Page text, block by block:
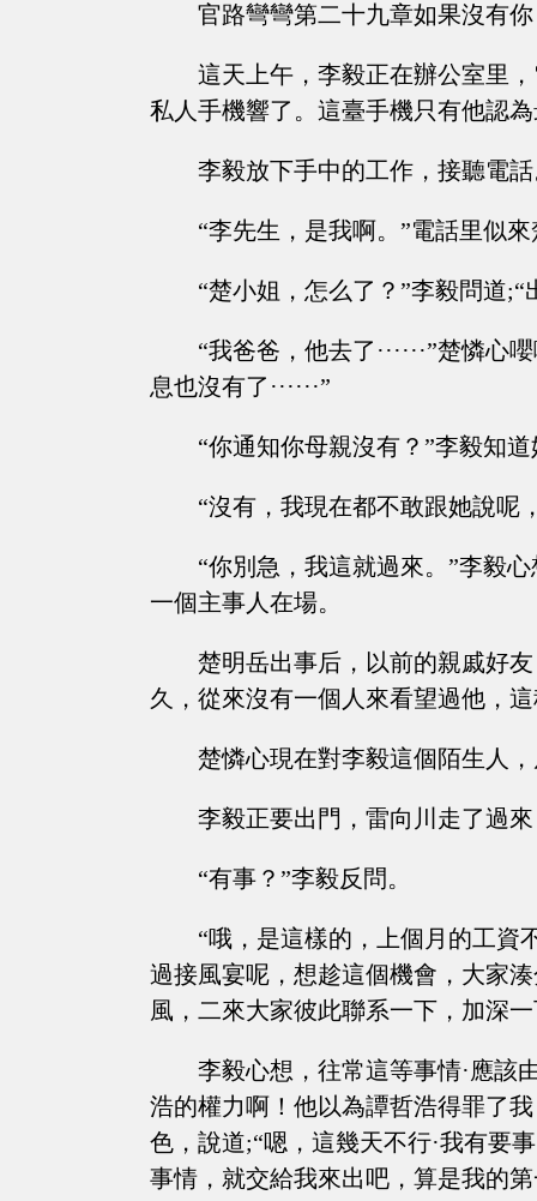
官路彎彎第二十九章如果沒有你
這天上午，李毅正在辦公室里
私人手機響了。這臺手機只有他認
李毅放下手中的工作，接聽電
“李先生，是我啊。”電話里似
“楚小姐，怎么了？”李毅問道;“
“我爸爸，他去了······”楚憐
息也沒有了······”
“你通知你母親沒有？”李毅知
“沒有，我現在都不敢跟她說呢
“你別急，我這就過來。”李毅
一個主事人在場。
楚明岳出事后，以前的親戚好
久，從來沒有一個人來看望過他，
楚憐心現在對李毅這個陌生人
李毅正要出門，雷向川走了過
“有事？”李毅反問。
“哦，是這樣的，上個月的工資
過接風宴呢，想趁這個機會，大家
風，二來大家彼此聯系一下，加深
李毅心想，往常這等事情·應該
浩的權力啊！他以為譚哲浩得罪了
色，說道;“嗯，這幾天不行·我有要
事情，就交給我來出吧，算是我的